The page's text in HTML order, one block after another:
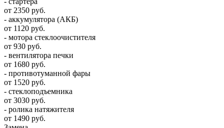
от 2350 руб.
- аккумулятора (АКБ)
от 1120 руб.
- мотора стеклоочистителя
от 930 руб.
- вентилятора печки
от 1680 руб.
- противотуманной фары
от 1520 руб.
- стеклоподъемника
от 3030 руб.
- ролика натяжителя
от 1490 руб.